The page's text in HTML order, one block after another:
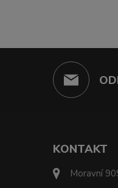
KONTAKT
Moravní